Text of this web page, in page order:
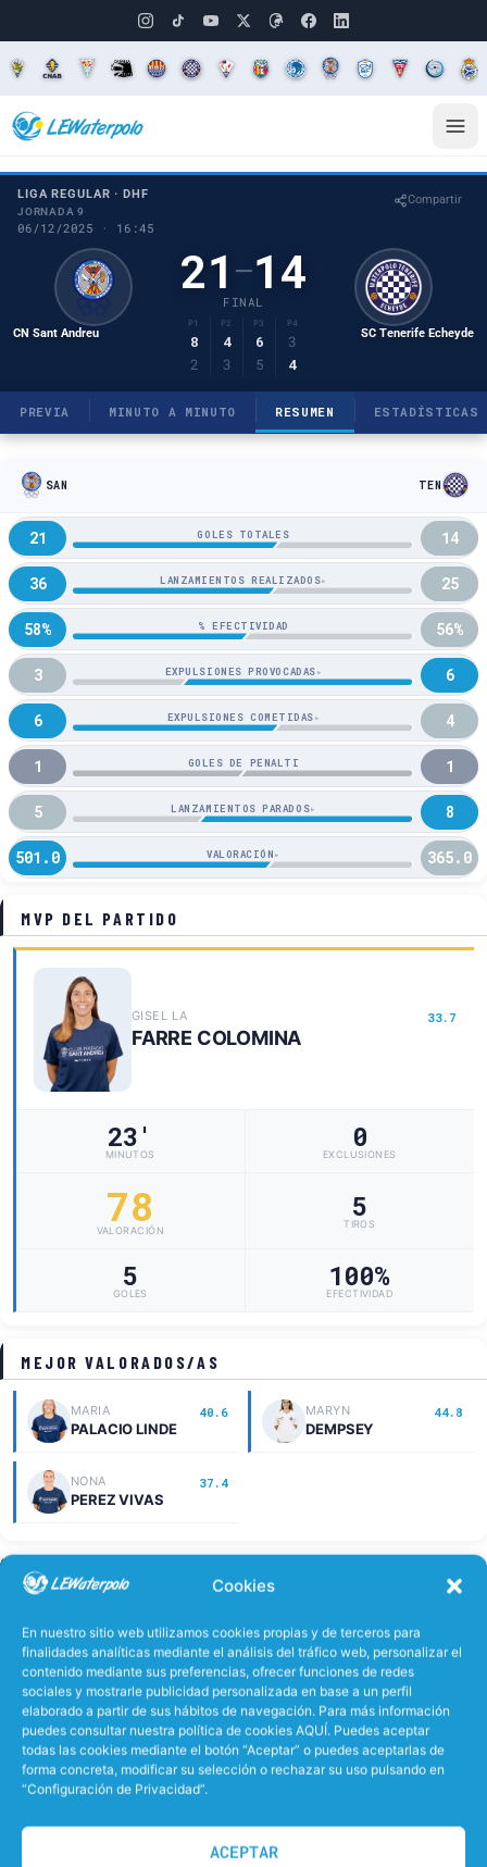
Cookies
En nuestro sitio web utilizamos cookies propias y de terceros para
finalidades analíticas mediante el análisis del tráfico web, personalizar el
contenido mediante sus preferencias, ofrecer funciones de redes
sociales y mostrarle publicidad personalizada en base a un perfil
elaborado a partir de sus hábitos de navegación. Para más información
puedes consultar nuestra política de cookies AQUÍ. Puedes aceptar
todas las cookies mediante el botón “Aceptar” o puedes aceptarlas de
forma concreta, modificar su selección o rechazar su uso pulsando en
“Configuración de Privacidad”.
ACEPTAR
LIGA REGULAR · DHF
JORNADA 9
06/12/2025 · 16:45
Compartir
CN Sant Andreu
21 –14
FINAL
P1 P2 P3 P4
8 4 6
3
2
3 5 4
SC Tenerife Echeyde
PREVIA MINUTO A MINUTO RESUMEN ESTADÍSTICAS
SAN TEN
21 GOLES TOTALES 14
36 LANZAMIENTOS REALIZADOS▸ 25
58% % EFECTIVIDAD 56%
3 EXPULSIONES PROVOCADAS▸ 6
6 EXPULSIONES COMETIDAS▸ 4
1 GOLES DE PENALTI 1
5 LANZAMIENTOS PARADOS▸ 8
501.0 VALORACIÓN ▸ 365.0
MVP DEL PARTIDO
GISEL LA 33.7
FARRE COLOMINA
23'
MINUTOS
0
EXCLUSIONES
78
VALORACIÓN
5
TIROS
5
GOLES
100%
EFECTIVIDAD
MEJOR VALORADOS/AS
MARIA 40.6
PALACIO LINDE
MARYN 44.8
DEMPSEY
NONA 37.4
PEREZ VIVAS
MINUTOS JUGADOS
MARIA 35.7
RAMOS FERNANDEZ
ELENA
CAMARENA HEREDIA
NOEMI 12.9
GOMEZ PEREZ
GOLES DEL PARTIDO